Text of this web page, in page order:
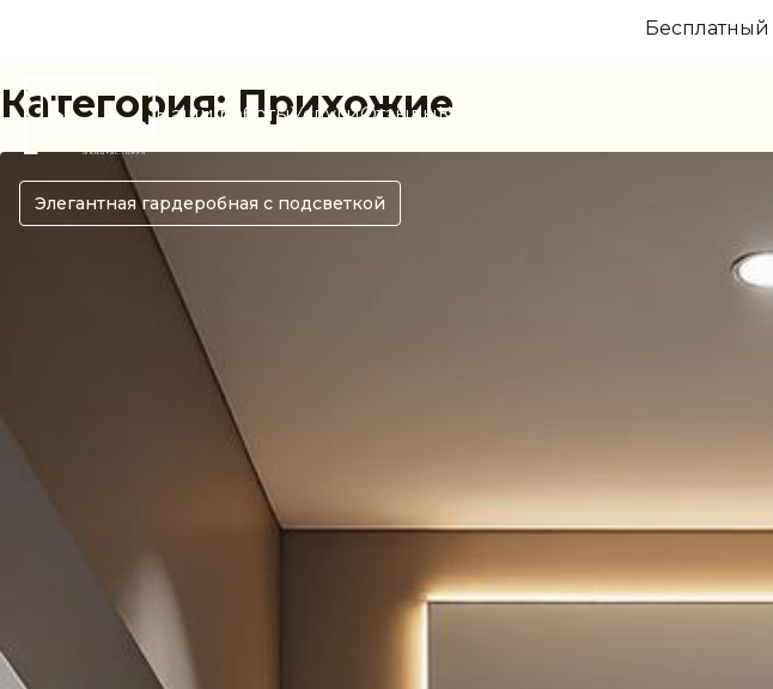
Бесплатный
Наши работыУслугиОтзывыКаталог
Категория: Прихожие
Элегантная гардеробная с подсветкой